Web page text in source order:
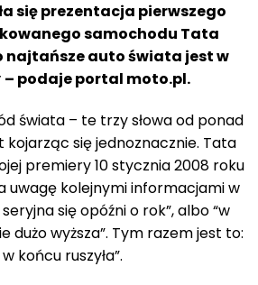
się prezentacja pierwszego
samochodu Tata
najtańsze auto świata jest w
– podaje portal moto.pl.
świata – te trzy słowa od ponad
kojarząc się jednoznacznie. Tata
premiery 10 stycznia 2008 roku
uwagę kolejnymi informacjami w
się opóźni o rok”, albo “w
dużo wyższa”. Tym razem jest to:
końcu ruszyła”.